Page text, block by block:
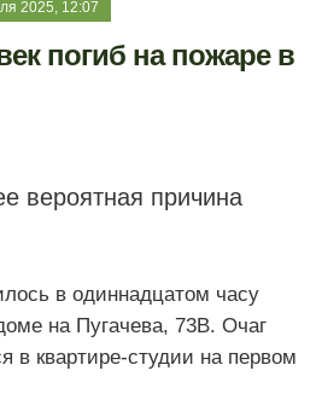
2025, 12:07
погиб на пожаре в
вероятная причина
в одиннадцатом часу
на Пугачева, 73В. Очаг
в квартире-студии на первом